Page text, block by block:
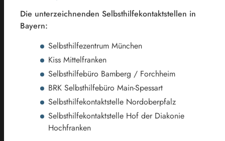
Die unterzeichnenden Selbsthilfekontaktstellen in
Bayern:
Selbsthilfezentrum München
Kiss Mittelfranken
Selbsthilfebüro Bamberg / Forchheim
BRK Selbsthilfebüro Main-Spessart
Selbsthilfekontaktstelle Nordoberpfalz
Selbsthilfekontaktstelle Hof der Diakonie
Hochfranken